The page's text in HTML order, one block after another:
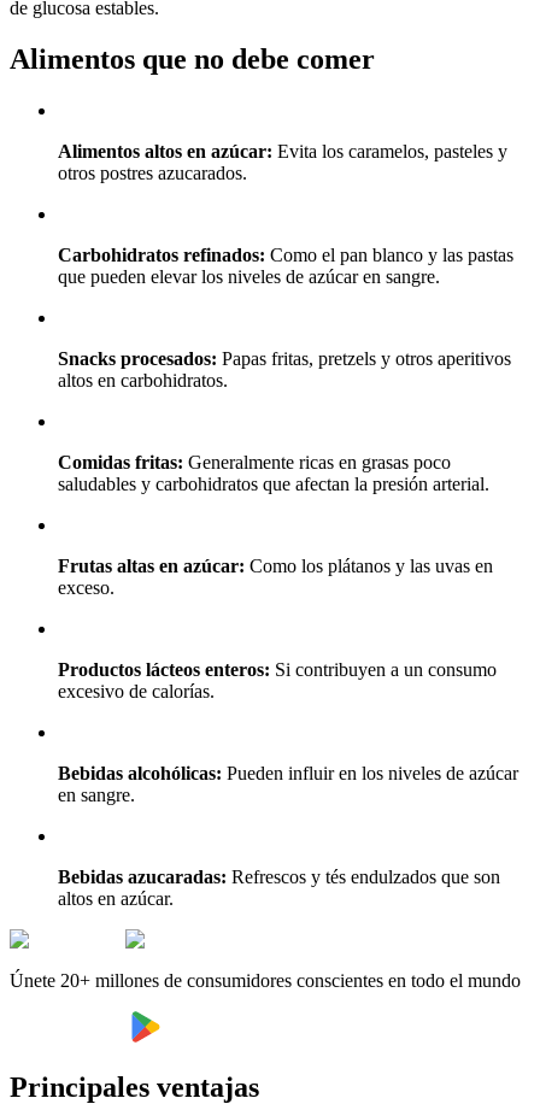
de glucosa estables.
Alimentos que no debe comer
Alimentos altos en azúcar: Evita los caramelos, pasteles y
otros postres azucarados.
Carbohidratos refinados: Como el pan blanco y las pastas
que pueden elevar los niveles de azúcar en sangre.
Snacks procesados: Papas fritas, pretzels y otros aperitivos
altos en carbohidratos.
Comidas fritas: Generalmente ricas en grasas poco
saludables y carbohidratos que afectan la presión arterial.
Frutas altas en azúcar: Como los plátanos y las uvas en
exceso.
Productos lácteos enteros: Si contribuyen a un consumo
excesivo de calorías.
Bebidas alcohólicas: Pueden influir en los niveles de azúcar
en sangre.
Bebidas azucaradas: Refrescos y tés endulzados que son
altos en azúcar.
Únete 20+ millones de consumidores conscientes en todo el mundo
Principales ventajas